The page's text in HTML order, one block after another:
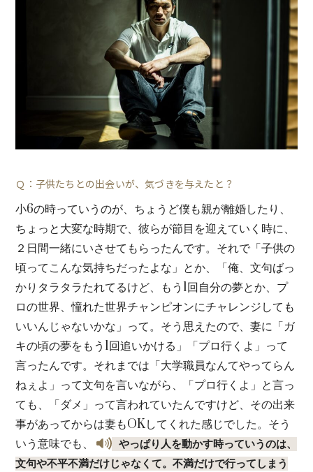
Ｑ：子供たちとの出会いが、気づきを与えたと？
小6の時っていうのが、ちょうど僕も親が離婚したり、
ちょっと大変な時期で、彼らが節目を迎えていく時に、
２日間一緒にいさせてもらったんです。それで「子供の
頃ってこんな気持ちだったよな」とか、「俺、文句ばっ
かりタラタラたれてるけど、もう1回自分の夢とか、プ
ロの世界、憧れた世界チャンピオンにチャレンジしても
いいんじゃないかな」って。そう思えたので、妻に「ガ
キの頃の夢をもう1回追いかける」「プロ行くよ」って
言ったんです。それまでは「大学職員なんてやってらん
ねぇよ」って文句を言いながら、「プロ行くよ」と言っ
ても、「ダメ」って言われていたんですけど、その出来
事があってからは妻もOKしてくれた感じでした。そう
いう意味でも、
やっぱり人を動かす時っていうのは、
文句や不平不満だけじゃなくて。不満だけで行ってしまう